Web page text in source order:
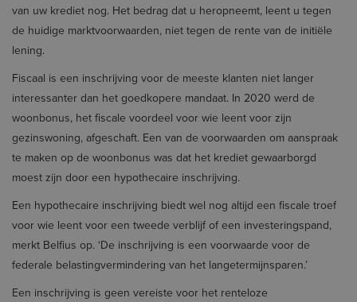
van uw krediet nog. Het bedrag dat u heropneemt, leent u tegen
de huidige marktvoorwaarden, niet tegen de rente van de initiële
lening.
Fiscaal is een inschrijving voor de meeste klanten niet langer
interessanter dan het goed­kopere mandaat. In 2020 werd de
woonbonus, het fiscale voordeel voor wie leent voor zijn
gezinswoning, afgeschaft. Een van de voorwaarden om aanspraak
te maken op de woonbonus was dat het krediet gewaarborgd
moest zijn door een hypothecaire inschrijving.
Een hypothecaire inschrijving biedt wel nog altijd een fiscale troef
voor wie leent voor een tweede verblijf of een investeringspand,
merkt Belfius op. ‘De inschrijving is een voorwaarde voor de
federale belastingvermindering van het langetermijnsparen.’
Een inschrijving is geen vereiste voor het renteloze